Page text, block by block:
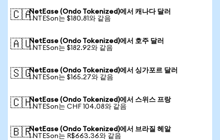
🇨🇦NetEase (Ondo Tokenized)에서 캐나다 달러
1 NTESon는 $180.81와 같음
🇦🇺NetEase (Ondo Tokenized)에서 호주 달러
1 NTESon는 $182.92와 같음
🇸🇬NetEase (Ondo Tokenized)에서 싱가포르 달러
1 NTESon는 $165.27와 같음
🇨🇭NetEase (Ondo Tokenized)에서 스위스 프랑
1 NTESon는 CHF 104.08와 같음
🇧🇷NetEase (Ondo Tokenized)에서 브라질 헤알
1 NTESon는 R$663.36와 같음